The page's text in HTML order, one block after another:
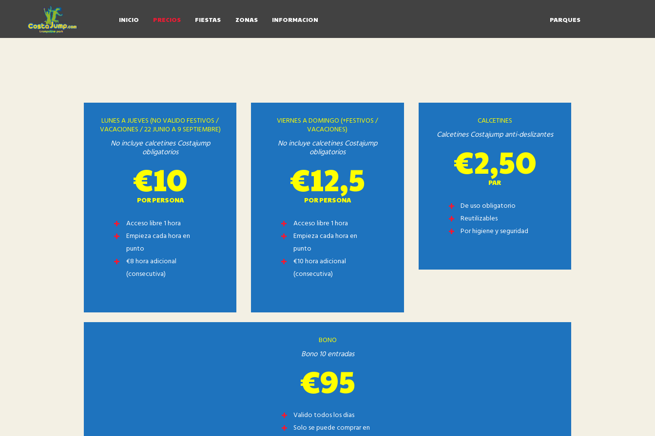
INICIO PRECIOS FIESTAS ZONAS INFORMACION PARQUES
COSTAJUMP JAEN
PRECIOS
LUNES A JUEVES (NO VALIDO FESTIVOS /
VACACIONES / 22 JUNIO A 9 SEPTIEMBRE)
No incluye calcetines Costajump
obligatorios
€10
POR PERSONA
Acceso libre 1 hora
Empieza cada hora en
punto
€8 hora adicional
(consecutiva)
VIERNES A DOMINGO (+FESTIVOS /
VACACIONES)
No incluye calcetines Costajump
obligatorios
€12,5
POR PERSONA
Acceso libre 1 hora
Empieza cada hora en
punto
€10 hora adicional
(consecutiva)
CALCETINES
Calcetines Costajump anti-deslizantes
€2,50
PAR
De uso obligatorio
Reutilizables
Por higiene y seguridad
BONO
Bono 10 entradas
€95
Valido todos los dias
Solo se puede comprar en